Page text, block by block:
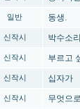
일반 동생.
신작시 박수소리
신작시 부르고
신작시 십자가
신작시 무엇으